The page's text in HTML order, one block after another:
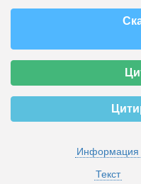
Информация
Текст